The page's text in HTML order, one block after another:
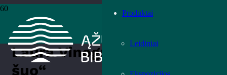
Produktai
Leidiniai
Vaikų literatūra›Laura Vinogradova
„Tėtis ir šuo“
Laura Vinogradova „Tėtis ir
šuo“